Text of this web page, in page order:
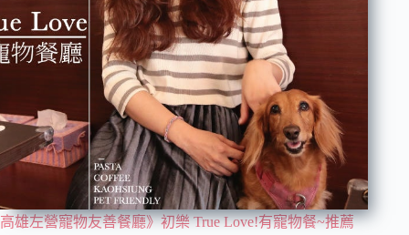
高雄左營寵物友善餐廳》初樂 True Love!有寵物餐~推薦